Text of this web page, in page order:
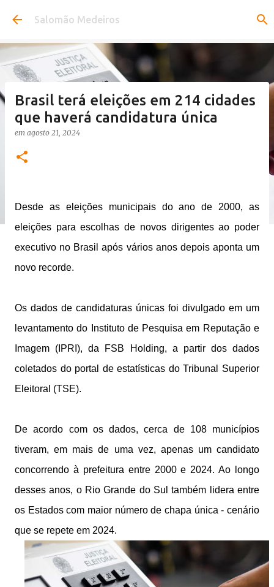
Pular para o conteúdo principal
Salomão Medeiros
Brasil terá eleições em 214 cidades
que haverá candidatura única
em agosto 21, 2024
Desde as eleições municipais do ano de 2000, as
eleições para escolhas de novos dirigentes ao poder
executivo no Brasil após vários anos depois aponta um
novo recorde.
Os dados de candidaturas únicas foi divulgado em um
levantamento do Instituto de Pesquisa em Reputação e
Imagem (IPRI), da FSB Holding, a partir dos dados
coletados do portal de estatísticas do Tribunal Superior
Eleitoral (TSE).
De acordo com os dados, cerca de 108 municípios
tiveram, em mais de uma vez, apenas um candidato
concorrendo à prefeitura entre 2000 e 2024. Ao longo
desses anos, o Rio Grande do Sul também lidera entre
os Estados com maior número de chapa única - cenário
que se repete em 2024.